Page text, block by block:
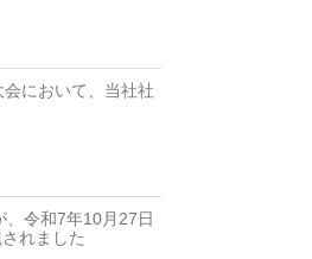
において、当社社
、令和7年10月27日
れました